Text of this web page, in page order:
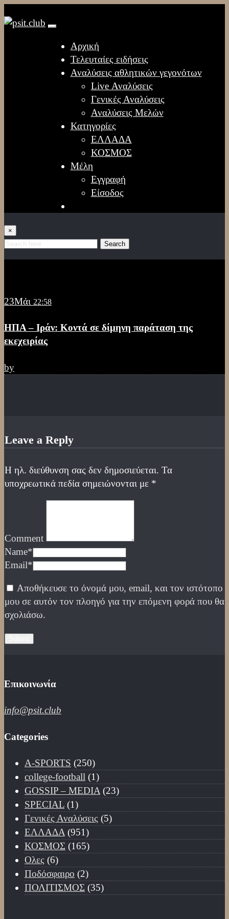
Αρχική
Τελευταίες ειδήσεις
Αναλύσεις αθλητικών γεγονότων
Live Αναλύσεις
Γενικές Αναλύσεις
Αναλύσεις Μελών
Κατηγορίες
ΕΛΛΑΔΑ
ΚΟΣΜΟΣ
Μέλη
Εγγραφή
Είσοδος
×
Search
23Μάι 22:58
ΗΠΑ – Ιράν: Κοντά σε δίμηνη παράταση της
εκεχειρίας
by
Leave a Reply
Η ηλ. διεύθυνση σας δεν δημοσιεύεται. Τα
υποχρεωτικά πεδία σημειώνονται με *
Comment
Name*
Email*
Αποθήκευσε το όνομά μου, email, και τον ιστότοπο
μου σε αυτόν τον πλοηγό για την επόμενη φορά που θα
σχολιάσω.
Επικοινωνία
info@psit.club
Categories
A-SPORTS (250)
college-football (1)
GOSSIP – ΜΕDIA(23)
SPECIAL (1)
Γενικές Αναλύσεις (5)
ΕΛΛΑΔΑ(951)
ΚΟΣΜΟΣ (165)
Ολες (6)
Ποδόσφαιρο (2)
ΠΟΛΙΤΙΣΜΟΣ (35)